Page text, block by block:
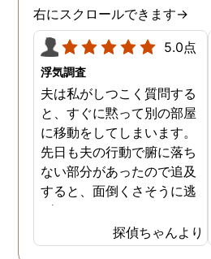
右にスクロールできます→
5.0点
浮気調査
夫は私がしつこく質問する
と、すぐに黙って別の部屋
に移動をしてしまいます。
先日も夫の行動で腑に落ち
ない部分があったので追及
すると、面倒くさそうに逃
げてしまいました。そこで
探偵に夫の行動について調
査をしてもらうと、やはり
探偵ちゃんより